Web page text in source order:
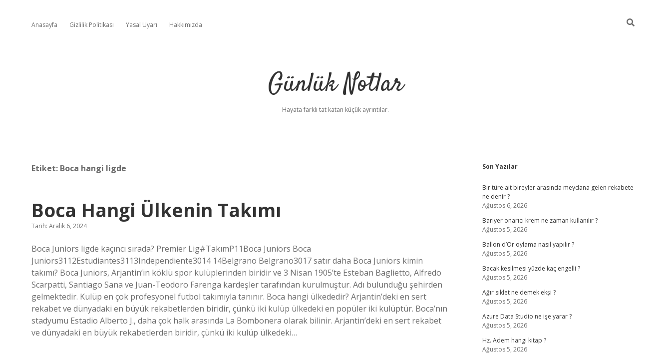
Anasayfa Gizlilik Politikası Yasal Uyarı Hakkımızda
Günlük Notlar
Hayata farklı tat katan küçük ayrıntılar.
Etiket: Boca hangi ligde
Boca Hangi Ülkenin Takımı
Tarih: Aralık 6, 2024
Boca Juniors ligde kaçıncı sırada? Premier Lig#TakımP11Boca Juniors Boca
Juniors3112Estudiantes3113Independiente3014 14Belgrano Belgrano3017 satır daha Boca Juniors kimin
takımı? Boca Juniors, Arjantin’in köklü spor kulüplerinden biridir ve 3 Nisan 1905’te Esteban Baglietto, Alfredo
Scarpatti, Santiago Sana ve Juan-Teodoro Farenga kardeşler tarafından kurulmuştur. Adı bulunduğu şehirden
gelmektedir. Kulüp en çok profesyonel futbol takımıyla tanınır. Boca hangi ülkededir? Arjantin’deki en sert
rekabet ve dünyadaki en büyük rekabetlerden biridir, çünkü iki kulüp ülkedeki en popüler iki kulüptür. Boca’nın
stadyumu Estadio Alberto J., daha çok halk arasında La Bombonera olarak bilinir. Arjantin’deki en sert rekabet
ve dünyadaki en büyük rekabetlerden biridir, çünkü iki kulüp ülkedeki…
Sidebar
Son Yazılar
Bir türe ait bireyler arasında meydana gelen rekabete
ne denir ?
Ağustos 6, 2026
Bariyer onarıcı krem ne zaman kullanılır ?
Ağustos 5, 2026
Ballon d’Or oylama nasıl yapılır ?
Ağustos 5, 2026
Bacak kesilmesi yüzde kaç engelli ?
Ağustos 5, 2026
Ağır sıklet ne demek ekşi ?
Ağustos 5, 2026
Azure Data Studio ne işe yarar ?
Ağustos 5, 2026
Hz. Adem hangi kitap ?
Ağustos 5, 2026